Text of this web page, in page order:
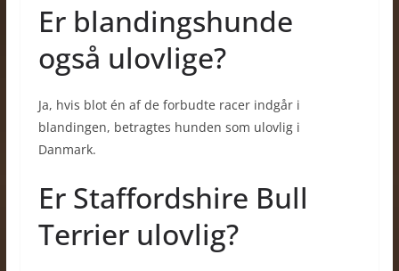
Er blandingshunde
også ulovlige?
Ja, hvis blot én af de forbudte racer indgår i
blandingen, betragtes hunden som ulovlig i
Danmark.
Er Staffordshire Bull
Terrier ulovlig?